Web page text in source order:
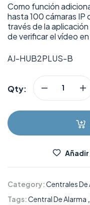
Como función
hasta 100 cámaras IP
través de la
de verificar el vídeo
AJ-HUB2PLUS-B
Qty:
Añadir
Category:Centrales De
Tags:Central De Alarma